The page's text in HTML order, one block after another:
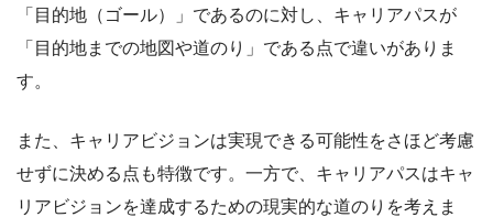
「目的地（ゴール）」であるのに対し、キャリアパスが
「目的地までの地図や道のり」である点で違いがありま
す。
また、キャリアビジョンは実現できる可能性をさほど考慮
せずに決める点も特徴です。一方で、キャリアパスはキャ
リアビジョンを達成するための現実的な道のりを考えま